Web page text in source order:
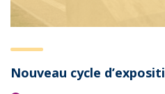
Nouveau cycle